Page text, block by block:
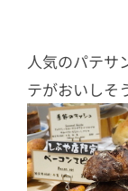
人気のパテサ
テがおいしそ